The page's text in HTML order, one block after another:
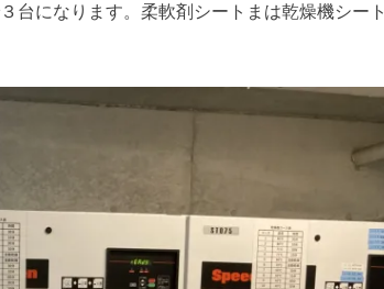
台になります。柔軟剤シートまは乾燥機シート